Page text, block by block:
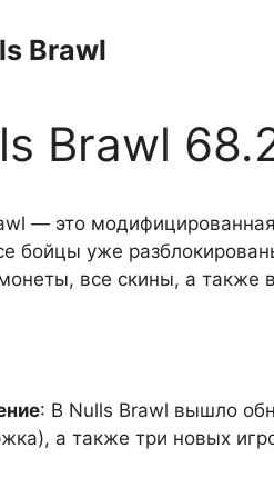
Brawl
Brawl
— это
бойцы уже
все скины, а также
: В Nulls Brawl вышло
а также три новых